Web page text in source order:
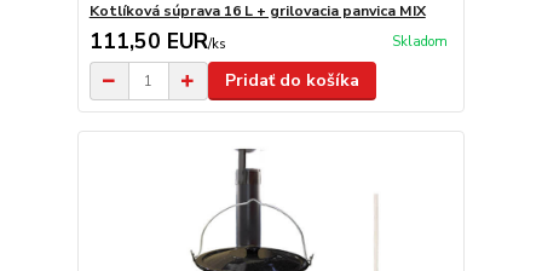
Kotlíková súprava 16 L + grilovacia panvica MIX
111,50 EUR/ks Skladom
Pridať do košíka